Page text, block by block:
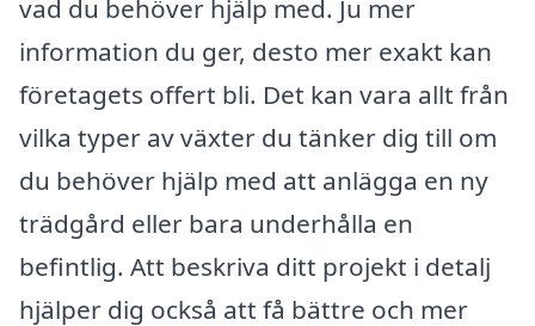
vad du behöver hjälp med. Ju mer
information du ger, desto mer exakt kan
företagets offert bli. Det kan vara allt från
vilka typer av växter du tänker dig till om
du behöver hjälp med att anlägga en ny
trädgård eller bara underhålla en
befintlig. Att beskriva ditt projekt i detalj
hjälper dig också att få bättre och mer